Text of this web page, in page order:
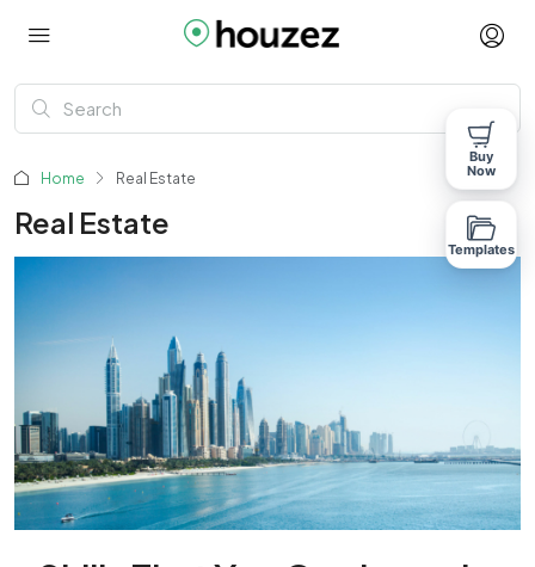
Home Real Estate
Real Estate
Buy
Now
Templates